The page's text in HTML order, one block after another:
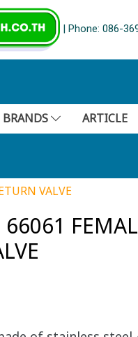
| Phone: 086-
BRANDS ARTICLE
VALVE
66061